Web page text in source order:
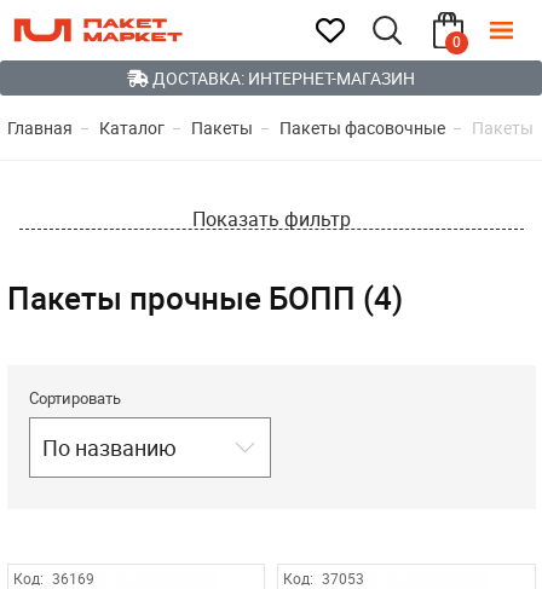
0
ДОСТАВКА: ИНТЕРНЕТ-МАГАЗИН
Главная Каталог Пакеты Пакеты фасовочные Пакеты
Показать фильтр
Пакеты прочные БОПП (4)
Сортировать
По названию
Код: 36169 Код: 37053